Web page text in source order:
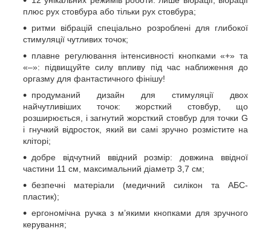
плюс рух стовбура або тільки рух стовбура;
ритми вібрацій спеціально розроблені для глибокої
стимуляції чутливих точок;
плавне регулювання інтенсивності кнопками «+» та
«–»: підвищуйте силу впливу під час наближення до
оргазму для фантастичного фінішу!
продуманий дизайн для стимуляції двох
найчутливіших точок: жорсткий стовбур, що
розширюється, і загнутий жорсткий стовбур для точки G
і гнучкий відросток, який ви самі зручно розмістите на
кліторі;
добре відчутний ввідний розмір: довжина ввідної
частини 11 см, максимальний діаметр 3,7 см;
безпечні матеріали (медичний силікон та АБС-
пластик);
ергономічна ручка з м’якими кнопками для зручного
керування;